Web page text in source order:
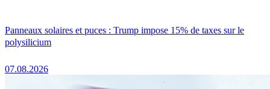
Panneaux solaires et puces : Trump impose 15% de taxes sur le
polysilicium
07.08.2026